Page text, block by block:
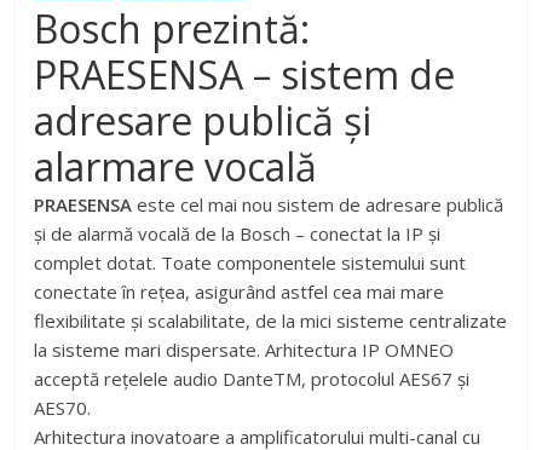
Bosch prezintă:
PRAESENSA – sistem de
adresare publică și
alarmare vocală
PRAESENSA este cel mai nou sistem de adresare publică
și de alarmă vocală de la Bosch – conectat la IP și
complet dotat. Toate componentele sistemului sunt
conectate în rețea, asigurând astfel cea mai mare
flexibilitate și scalabilitate, de la mici sisteme centralizate
la sisteme mari dispersate. Arhitectura IP OMNEO
acceptă rețelele audio DanteTM, protocolul AES67 și
AES70.
Arhitectura inovatoare a amplificatorului multi-canal cu